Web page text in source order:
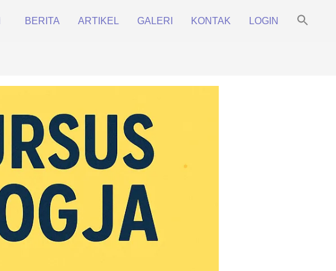
BERITA ARTIKEL GALERI KONTAK LOGIN